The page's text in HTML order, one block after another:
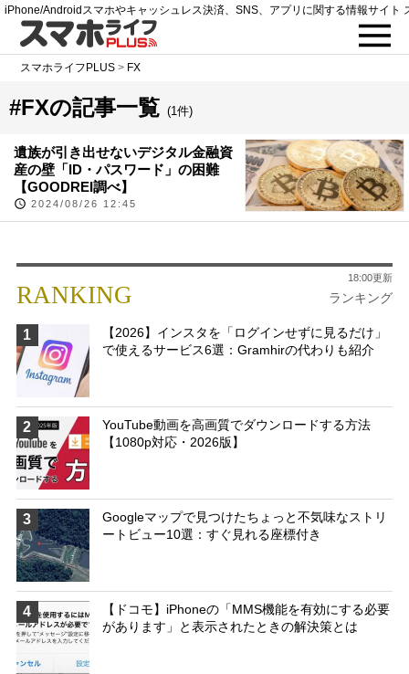
iPhone/Androidスマホやキャッシュレス決済、SNS、アプリに関する情報サイト
スマホライフPLUS > FX
#FXの記事一覧 (1件)
遺族が引き出せないデジタル金融資
産の壁「ID・パスワード」の困難
【GOODREI調べ】
2024/08/26 12:45
RANKING ランキング
18:00更新
1
【2026】インスタを「ログインせずに見るだけ」
で使えるサービス6選：Gramhirの代わりも紹介
2
YouTube動画を高画質でダウンロードする方法
【1080p対応・2026版】
3
Googleマップで見つけたちょっと不気味なストリ
ートビュー10選：すぐ見れる座標付き
4
【ドコモ】iPhoneの「MMS機能を有効にする必要
があります」と表示されたときの解決策とは